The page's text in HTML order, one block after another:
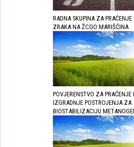
RADNA SKUPINA ZA PRAĆENJE
ZRAKA NA ŽCGO MARIŠĆINA
POVJERENSTVO ZA PRAĆENJE
IZGRADNJE POSTROJENJA ZA
BIOSTABILIZACIJU